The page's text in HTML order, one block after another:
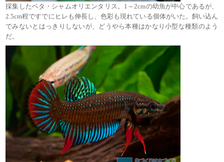
採集したベタ・シャムオリエンタリス。1～2cmの幼魚が中心であるが、
2.5cm程ですでにヒレも伸長し、色彩も現れている個体がいた。飼い込ん
でみないとはっきりしないが、どうやら本種はかなり小型な種類のよう
だ。